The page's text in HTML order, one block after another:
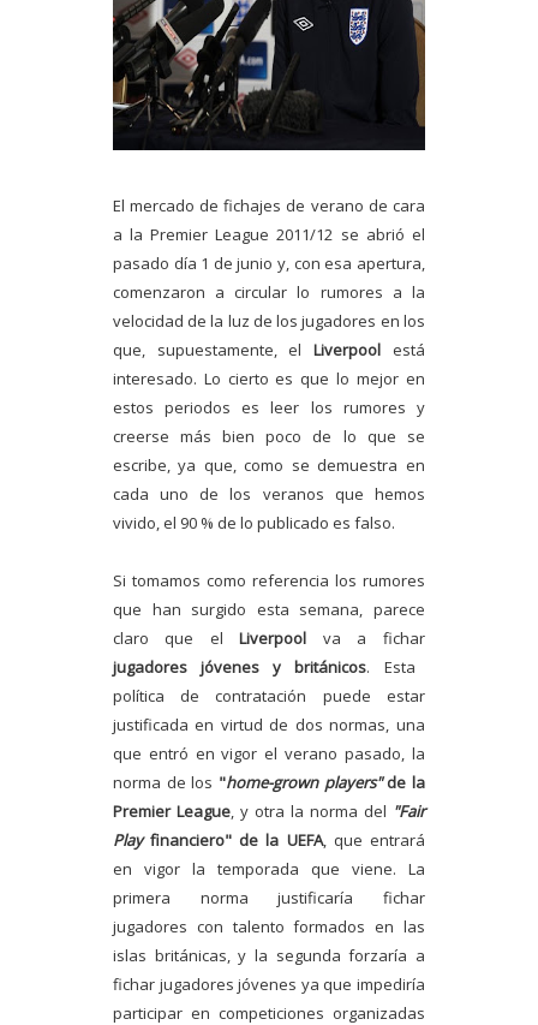
El mercado de fichajes de verano de cara
a la Premier League 2011/12 se abrió el
pasado día 1 de junio y, con esa apertura,
comenzaron a circular lo rumores a la
velocidad de la luz de los jugadores en los
que, supuestamente, elLiverpool está
interesado. Lo cierto es que lo mejor en
estos periodos es leer los rumores y
creerse más bien poco de lo que se
escribe, ya que, como se demuestra en
cada uno de los veranos que hemos
vivido, el 90 % de lo publicado es falso.
Si tomamos como referencia los rumores
que han surgido esta semana, parece
claro que elLiverpool va a fichar
jugadores jóvenes y británicos. Esta
política de contratación puede estar
justificada en virtud de dos normas, una
que entró en vigor el verano pasado, la
norma de los "home-grown players"de la
Premier League, y otra la norma del "Fair
Playfinanciero" de la UEFA, que entrará
en vigor la temporada que viene. La
primera norma justificaría fichar
jugadores con talento formados en las
islas británicas, y la segunda forzaría a
fichar jugadores jóvenes ya que impediría
participar en competiciones organizadas